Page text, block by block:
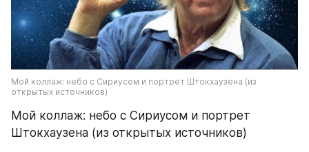
Мой коллаж: небо с Сириусом и портрет Штокхаузена (из
открытых источников)
Мой коллаж: небо с Сириусом и портрет
Штокхаузена (из открытых источников)